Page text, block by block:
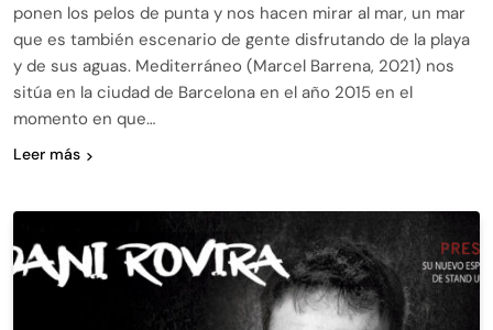
ponen los pelos de punta y nos hacen mirar al mar, un mar
que es también escenario de gente disfrutando de la playa
y de sus aguas. Mediterráneo (Marcel Barrena, 2021) nos
sitúa en la ciudad de Barcelona en el año 2015 en el
momento en que…
Leer más